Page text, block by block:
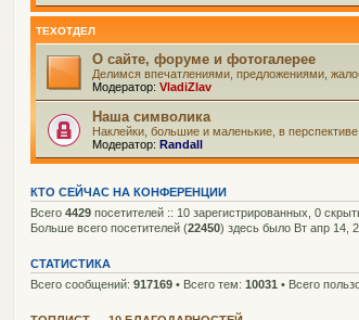
ТЕХОТДЕЛ
О сайте, форуме и фотогалерее
Делимся впечатлениями, предложениями,
Модератор: VladiZlav
Наша символика
Наклейки, большие и маленькие, в
Модератор: Randall
КТО СЕЙЧАС НА КОНФЕРЕНЦИИ
Всего 4429 посетителей :: 10 зарегистрированных, 0
Больше всего посетителей (22450) здесь было Вт апр 14,
СТАТИСТИКА
Всего сообщений: 917169 • Всего тем: 10031 • Всего